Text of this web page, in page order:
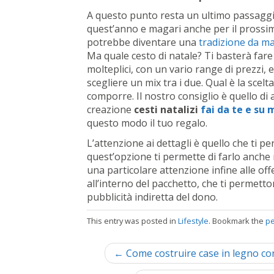
A questo punto resta un ultimo
quest’anno e magari anche per il
potrebbe diventare una tradizione da
Ma quale cesto di natale? Ti basterà
molteplici, con un vario range di prezzi,
scegliere un mix tra i due. Qual è la
comporre. Il nostro consiglio è quello di
creazione cesti natalizi fai da te e su
questo modo il tuo regalo.
L’attenzione ai dettagli è quello che ti
quest’opzione ti permette di farlo
una particolare attenzione infine alle
all’interno del pacchetto, che ti
pubblicità indiretta del dono.
This entry was posted in Lifestyle. Bookmark the
← Come costruire case in legno